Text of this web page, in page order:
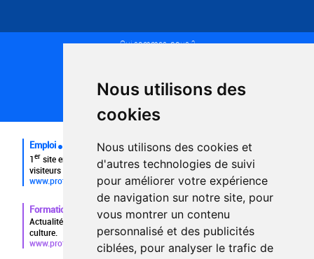
Nous utilisons des
cookies
Nous utilisons des cookies et
d'autres technologies de suivi
pour améliorer votre expérience
de navigation sur notre site, pour
vous montrer un contenu
personnalisé et des publicités
ciblées, pour analyser le trafic de
Qui sommes-nous ?
Plan du site
FAQ recruteurs
FAQ
Emploi
1er site emploi du secteur culturel 784.000 visites et 230.000
visiteurs uniques par mois.
www.profilculture.com
Formation
Actualités, guide et annuaire des formations aux métiers de la
culture.
www.profilculture-formation.com